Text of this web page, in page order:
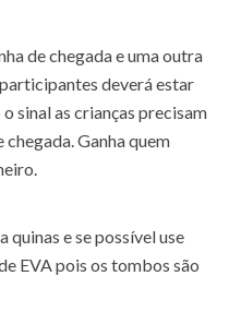
de chegada e uma outra
deverá estar
sinal as crianças precisam
Ganha quem
quinas e se possível use
EVA pois os tombos são